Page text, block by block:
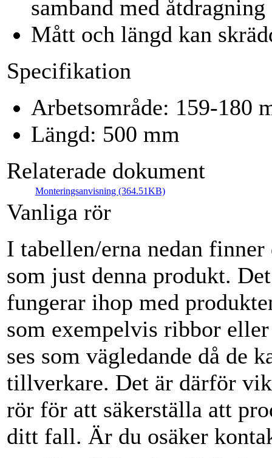
samband med åtdragning
Mått och längd kan
Specifikation
Arbetsområde: 159-180
Längd: 500 mm
Relaterade dokument
Monteringsanvisning (364.51KB)
Vanliga rör
I tabellen/erna nedan
som just denna produkt.
fungerar ihop med
som exempelvis ribbor
ses som vägledande då de
tillverkare. Det är därför
rör för att säkerställa att
ditt fall. Är du osäker